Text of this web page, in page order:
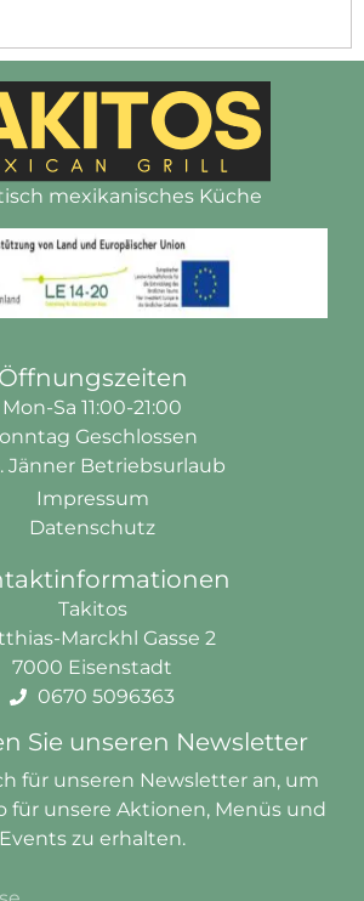
mexikanisches Küche
Öffnungszeiten
Mon-Sa 11:00-21:00
Geschlossen
Jänner Betriebsurlaub
Impressum
Datenschutz
Takitos
Marckhl Gasse 2
7000 Eisenstadt
0670 5096363
Sie unseren Newsletter
für unseren Newsletter an, um
für unsere Aktionen, Menüs und
Events zu erhalten.